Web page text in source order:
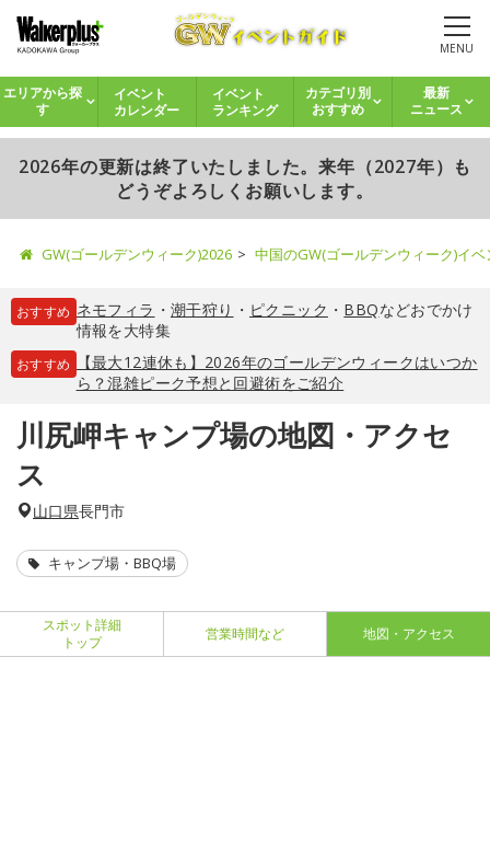
MENU
エリアから探
す
イベント
カレンダー
イベント
ランキング
カテゴリ別
おすすめ
最新
ニュース
2026年の更新は終了いたしました。来年（2027年）も
どうぞよろしくお願いします。
GW(ゴールデンウィーク)2026 中国のGW(ゴールデンウィーク)イ
おすすめ ネモフィラ ・ 潮干狩り ・ ピクニック ・ BBQなどおでかけ
情報を大特集
おすすめ
【最大12連休も】2026年のゴールデンウィークはいつか
ら？混雑ピーク予想と回避術をご紹介
川尻岬キャンプ場の地図・アクセ
ス
山口県長門市
キャンプ場・BBQ場
スポット詳細
トップ
営業時間など 地図・アクセス